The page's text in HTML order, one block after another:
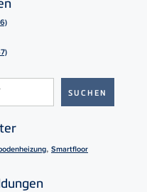
, Smartfloor